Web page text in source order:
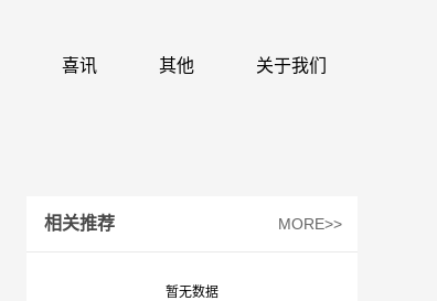
喜讯 其他 关于我们
相关推荐 MORE>>
暂无数据